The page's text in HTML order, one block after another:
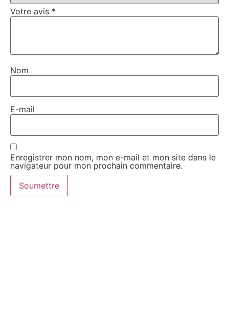
Votre avis *
Nom
E-mail
Enregistrer mon nom, mon e-mail et mon site dans le
navigateur pour mon prochain commentaire.